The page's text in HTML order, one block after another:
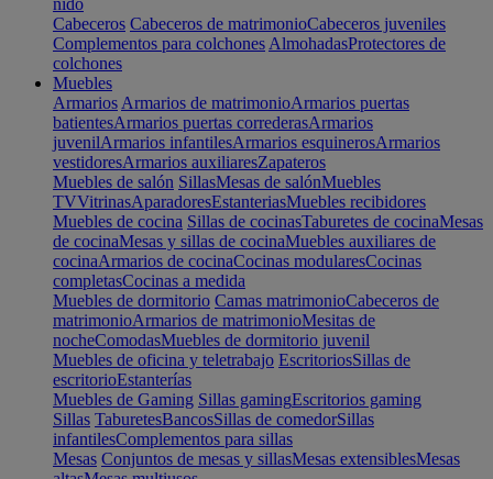
nido
Cabeceros Cabeceros de matrimonioCabeceros juveniles
Complementos para colchones AlmohadasProtectores de
colchones
Muebles
Armarios Armarios de matrimonioArmarios puertas
batientesArmarios puertas correderasArmarios
juvenilArmarios infantilesArmarios esquinerosArmarios
vestidoresArmarios auxiliaresZapateros
Muebles de salón SillasMesas de salónMuebles
TVVitrinasAparadoresEstanteriasMuebles recibidores
Muebles de cocina Sillas de cocinasTaburetes de cocinaMesas
de cocinaMesas y sillas de cocinaMuebles auxiliares de
cocinaArmarios de cocinaCocinas modularesCocinas
completasCocinas a medida
Muebles de dormitorio Camas matrimonioCabeceros de
matrimonioArmarios de matrimonioMesitas de
nocheComodasMuebles de dormitorio juvenil
Muebles de oficina y teletrabajo EscritoriosSillas de
escritorioEstanterías
Muebles de Gaming Sillas gamingEscritorios gaming
Sillas TaburetesBancosSillas de comedorSillas
infantilesComplementos para sillas
Mesas Conjuntos de mesas y sillasMesas extensiblesMesas